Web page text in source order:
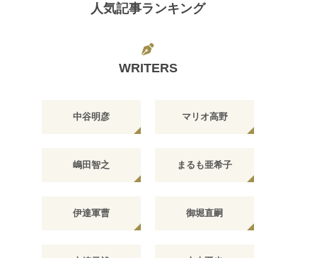
人気記事ランキング
WRITERS
中谷明彦 マリオ高野
嶋田智之 まるも亜希子
伊達軍曹 御堀直嗣